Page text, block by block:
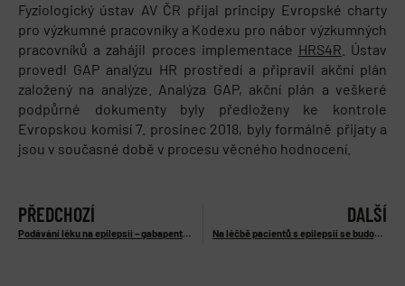
Fyziologický ústav AV ČR přijal principy Evropské charty
pro výzkumné pracovníky a Kodexu pro nábor výzkumných
pracovníků a zahájil proces implementace HRS4R . Ústav
provedl GAP analýzu HR prostředí a připravil akční plán
založený na analýze. Analýza GAP, akční plán a veškeré
podpůrné dokumenty byly předloženy ke kontrole
Evropskou komisí 7. prosinec 2018, byly formálně přijaty a
jsou v současné době v procesu věcného hodnocení.
PŘEDCHOZÍ
Podávání léku na epilepsii – gabapentinu – snižuje krevní tlak prostřednictvím útlumu sympatického nervového přenosu
DALŠÍ
Na léčbě pacientů s epilepsií se budou v motolské nemocnici podílet vědci a inženýři: vzniká výzkumné centrum EPIREC